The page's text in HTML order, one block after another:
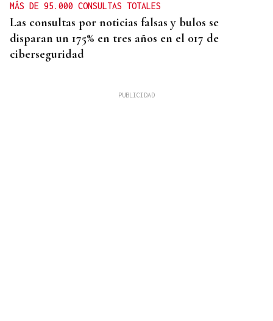
MÁS DE 95.000 CONSULTAS TOTALES
Las consultas por noticias falsas y bulos se
disparan un 175% en tres años en el 017 de
ciberseguridad